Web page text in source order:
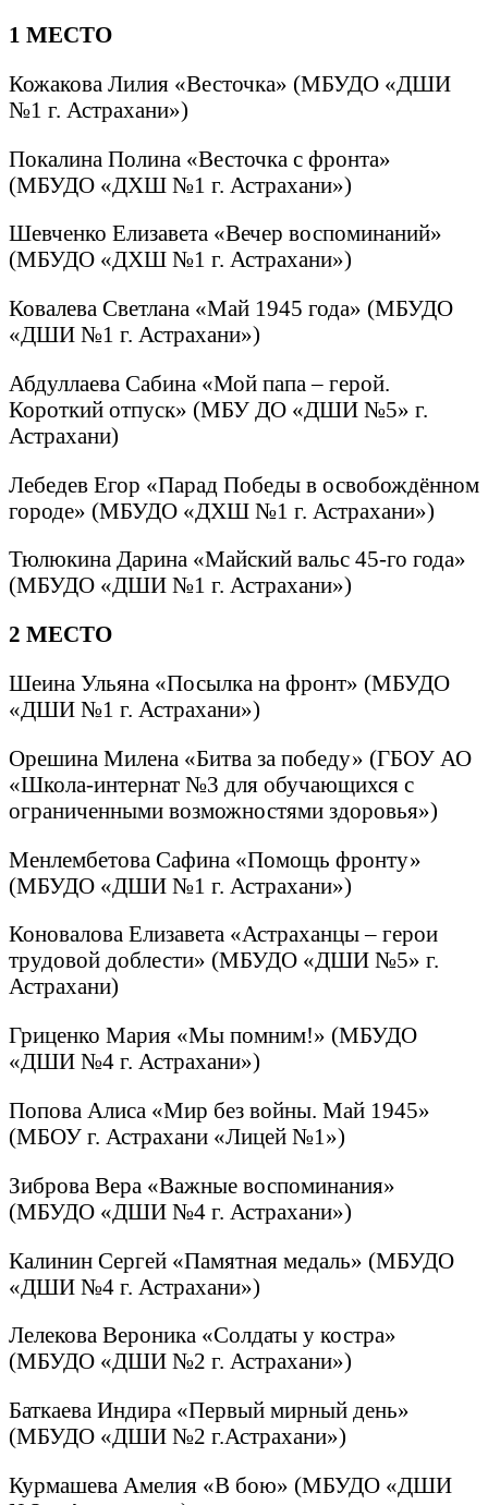
1 МЕСТО
Кожакова Лилия «Весточка» (МБУДО «ДШИ
№1 г. Астрахани»)
Покалина Полина «Весточка с фронта»
(МБУДО «ДХШ №1 г. Астрахани»)
Шевченко Елизавета «Вечер воспоминаний»
(МБУДО «ДХШ №1 г. Астрахани»)
Ковалева Светлана «Май 1945 года» (МБУДО
«ДШИ №1 г. Астрахани»)
Абдуллаева Сабина «Мой папа – герой.
Короткий отпуск» (МБУ ДО «ДШИ №5» г.
Астрахани)
Лебедев Егор «Парад Победы в освобождённом
городе» (МБУДО «ДХШ №1 г. Астрахани»)
Тюлюкина Дарина «Майский вальс 45-го года»
(МБУДО «ДШИ №1 г. Астрахани»)
2 МЕСТО
Шеина Ульяна «Посылка на фронт» (МБУДО
«ДШИ №1 г. Астрахани»)
Орешина Милена «Битва за победу» (ГБОУ АО
«Школа-интернат №3 для обучающихся с
ограниченными возможностями здоровья»)
Менлембетова Сафина «Помощь фронту»
(МБУДО «ДШИ №1 г. Астрахани»)
Коновалова Елизавета «Астраханцы – герои
трудовой доблести» (МБУДО «ДШИ №5» г.
Астрахани)
Гриценко Мария «Мы помним!» (МБУДО
«ДШИ №4 г. Астрахани»)
Попова Алиса «Мир без войны. Май 1945»
(МБОУ г. Астрахани «Лицей №1»)
Зиброва Вера «Важные воспоминания»
(МБУДО «ДШИ №4 г. Астрахани»)
Калинин Сергей «Памятная медаль» (МБУДО
«ДШИ №4 г. Астрахани»)
Лелекова Вероника «Солдаты у костра»
(МБУДО «ДШИ №2 г. Астрахани»)
Баткаева Индира «Первый мирный день»
(МБУДО «ДШИ №2 г.Астрахани»)
Курмашева Амелия «В бою» (МБУДО «ДШИ